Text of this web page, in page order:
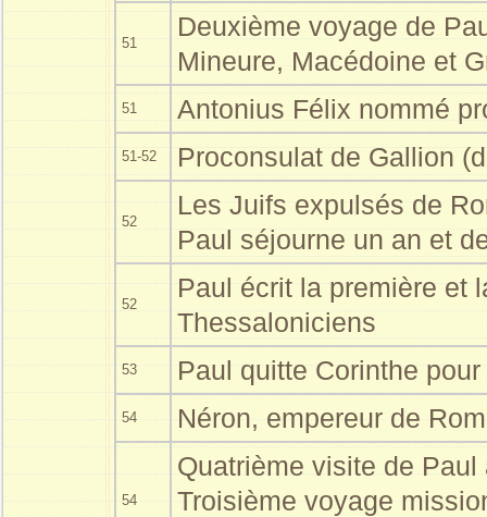
51
Deuxième voyage de
Mineure, Macédoine et
51 Antonius Félix nommé
51-52 Proconsulat de Gallion
52
Les Juifs expulsés de
Paul séjourne un an et
52
Paul écrit la première et
Thessaloniciens
53 Paul quitte Corinthe
54 Néron, empereur de
54
Quatrième visite de
Troisième voyage